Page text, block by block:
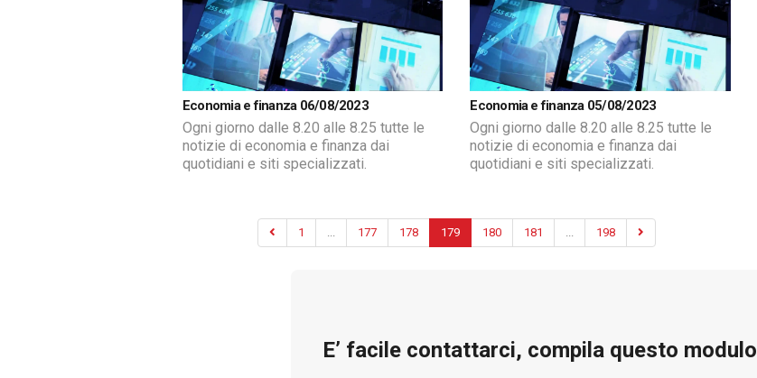
Economia e finanza 06/08/2023
Ogni giorno dalle 8.20 alle 8.25 tutte le
notizie di economia e finanza dai
quotidiani e siti specializzati.
Economia e finanza 05/08/2023
Ogni giorno dalle 8.20 alle 8.25 tutte le
notizie di economia e finanza dai
quotidiani e siti specializzati.
1 177 178 179 180 181 198
E’ facile contattarci, compila questo modulo